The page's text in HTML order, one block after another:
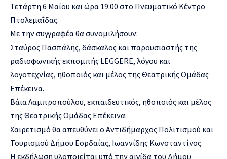
Τετάρτη 6 Μαΐου και ώρα 19:00 στο Πνευματικό Κέντρο
Πτολεμαΐδας.
Με την συγγραφέα θα συνομιλήσουν:
Σταύρος Πασπάλης, δάσκαλος και παρουσιαστής της
ραδιοφωνικής εκπομπής LEGGERE, λόγου και
λογοτεχνίας, ηθοποιός και μέλος της Θεατρικής Ομάδας
Επέκεινα.
Βάια Λαμπροπούλου, εκπαιδευτικός, ηθοποιός και μέλος
της Θεατρικής Ομάδας Επέκεινα.
Χαιρετισμό θα απευθύνει ο Αντιδήμαρχος Πολιτισμού και
Τουρισμού Δήμου Εορδαίας, Ιωαννίδης Κωνσταντίνος.
Η εκδήλωση υλοποιείται υπό την αιγίδα του Δήμου